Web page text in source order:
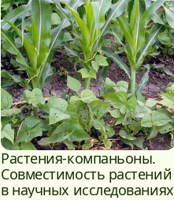
Растения-компаньоны.
Совместимость растений
в научных исследованиях